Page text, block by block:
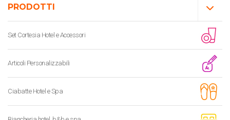
PRODOTTI
Set Cortesia Hotel e Accessori
Articoli Personalizzabili
Ciabatte Hotel e Spa